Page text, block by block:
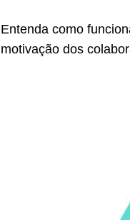
Entenda como
motivação dos